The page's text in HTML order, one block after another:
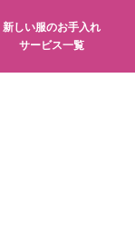
新しい服のお手入れ
サービス一覧